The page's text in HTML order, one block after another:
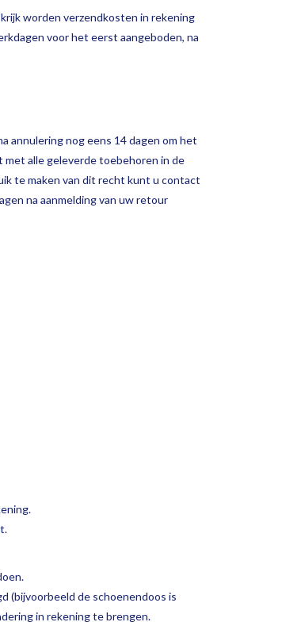
worden verzendkosten in rekening
voor het eerst aangeboden, na
annulering nog eens 14 dagen om het
alle geleverde toebehoren in de
te maken van dit recht kunt u contact
na aanmelding van uw retour
(bijvoorbeeld de schoenendoos is
in rekening te brengen.